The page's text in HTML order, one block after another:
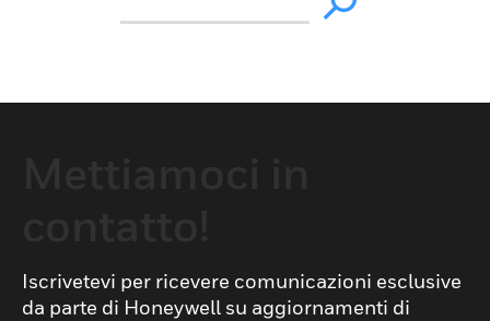
Iscrivetevi per ricevere comunicazioni esclusive
da parte di Honeywell su aggiornamenti di